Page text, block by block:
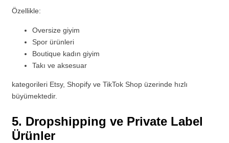
Özellikle:
Oversize giyim
Spor ürünleri
Boutique kadın giyim
Takı ve aksesuar
kategorileri Etsy, Shopify ve TikTok Shop üzerinde hızlı
büyümektedir.
5. Dropshipping ve Private Label
Ürünler